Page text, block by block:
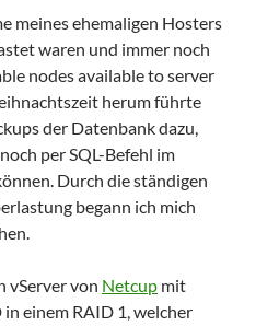
meines ehemaligen Hosters
waren und immer noch
nodes available to server
herum führte
der Datenbank dazu,
per SQL-Befehl im
Durch die ständigen
begann ich mich
vServer von Netcup mit
einem RAID 1, welcher